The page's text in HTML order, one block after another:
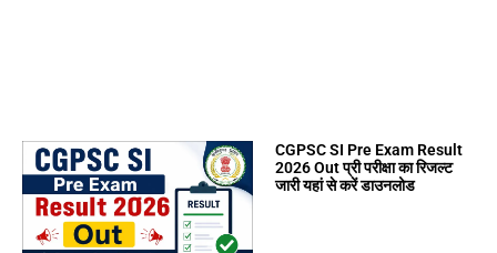
CGPSC SI Pre Exam Result
2026 Out प्री परीक्षा का रिजल्ट
जारी यहां से करें डाउनलोड